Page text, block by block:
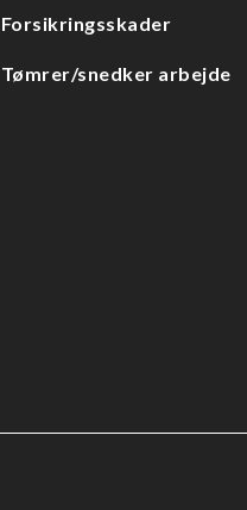
Forsikringsskader
Tømrer/snedker arbejde